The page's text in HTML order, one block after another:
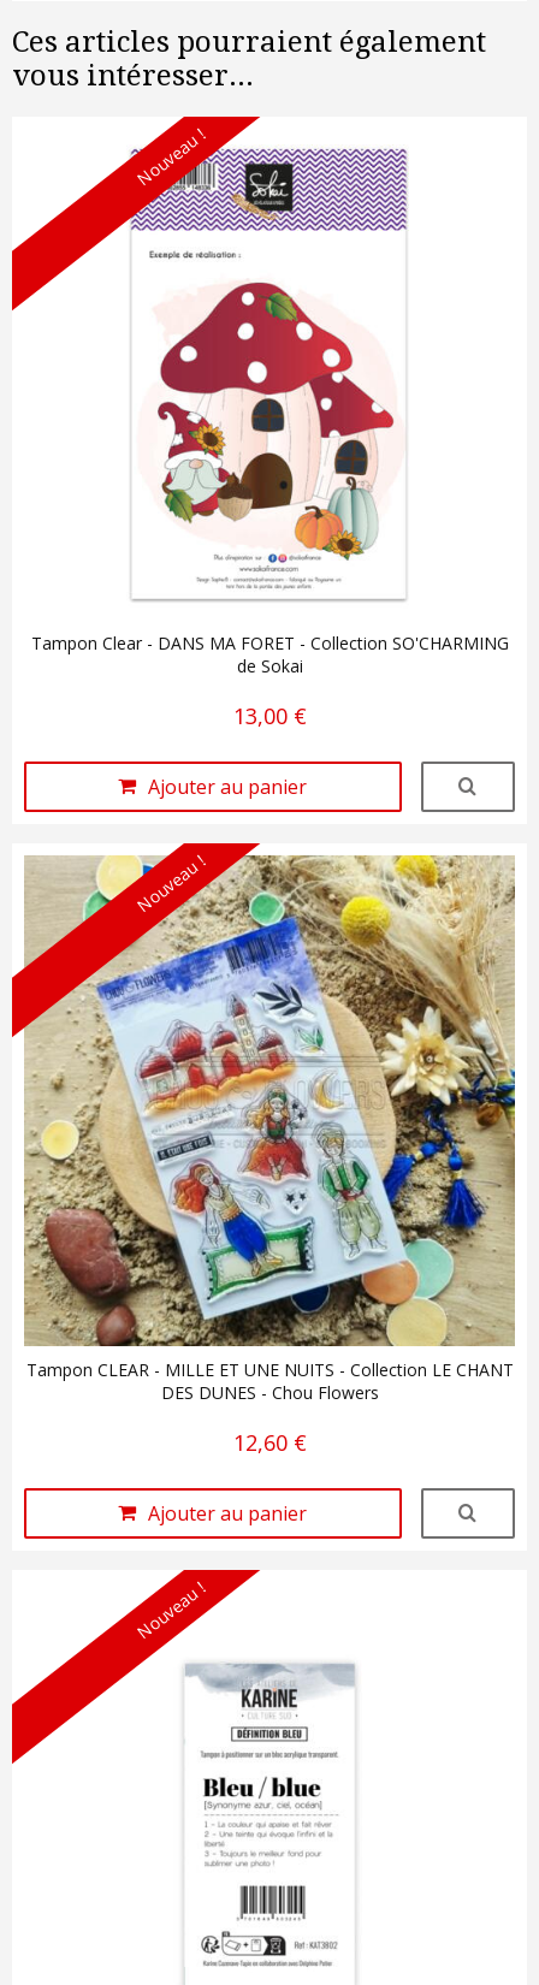
Ces articles pourraient également
vous intéresser...
Nouveau !
Tampon Clear - DANS MA FORET - Collection SO'CHARMING
de Sokai
13,00 €
Ajouter au panier
Nouveau !
Tampon CLEAR - MILLE ET UNE NUITS - Collection LE CHANT
DES DUNES - Chou Flowers
12,60 €
Ajouter au panier
Nouveau !